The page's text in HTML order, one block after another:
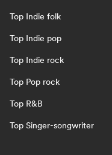
Top Indie folk
Top Indie pop
Top Indie rock
Top Pop rock
Top R&B
Top Singer-songwriter